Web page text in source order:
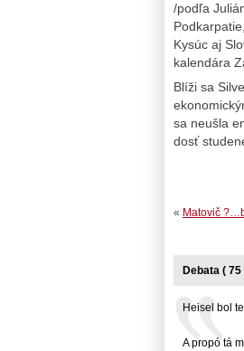
/podľa
Kysúc aj
kalendára
Blíži sa
sa neušla
dosť
« Matovič
Debata (
Heisel bol
A propó tá